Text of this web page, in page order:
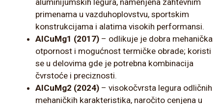
aluminijumskih legura, namenjena zahtevnim
primenama u vazduhoplovstvu, sportskim
konstrukcijama i alatima visokih performansi.
AlCuMg1 (2017) – odlikuje je dobra mehanička
otpornost i mogućnost termičke obrade; koristi
se u delovima gde je potrebna kombinacija
čvrstoće i preciznosti.
AlCuMg2 (2024) – visokočvrsta legura odličnih
mehaničkih karakteristika, naročito cenjena u